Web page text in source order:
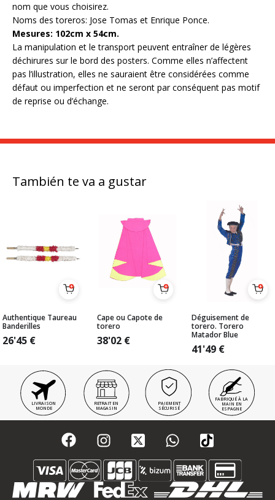
nom que vous choisirez.
Noms des toreros: Jose Tomas et Enrique Ponce.
Mesures: 102cm x 54cm.
La manipulation et le transport peuvent entraîner de légères
déchirures sur le bord des posters. Comme elles n’affectent
pas l’illustration, elles ne sauraient être considérées comme
défaut ou imperfection et ne seront par conséquent pas motif
de reprise ou d’échange.
También te va a gustar
Authentique Taureau
Banderilles
26'45 €
Cape ou Capote de
torero
38'02 €
Déguisement de
torero. Torero
Matador Blue
41'49 €
LIVRAISON
MONDE
RETRAIT EN
MAGASIN
PAIEMENT
SÉCURISÉ
FABRIQUÉ À LA
MAIN EN
ESPAGNE